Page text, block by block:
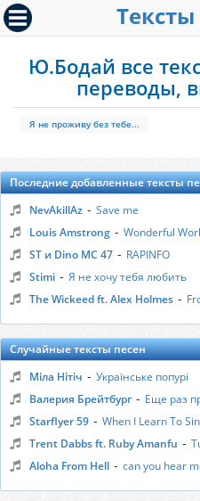
Ю.Бодай все
переводы,
Я не проживу без тебе...
Последние добавленные тексты
NevAkillAz - Save me
Louis Amstrong - Wonderful
ST и Dino MC 47 - RAPINFO
Stimi - Я не хочу тебя любить
The Wickeed ft. Alex Holmes -
Случайные тексты песен
Міла Нітіч - Українське попурі
Валерия Брейтбург - Еще раз
Starflyer 59 - When I Learn To
Trent Dabbs ft. Ruby Amanfu -
Aloha From Hell - can you hear